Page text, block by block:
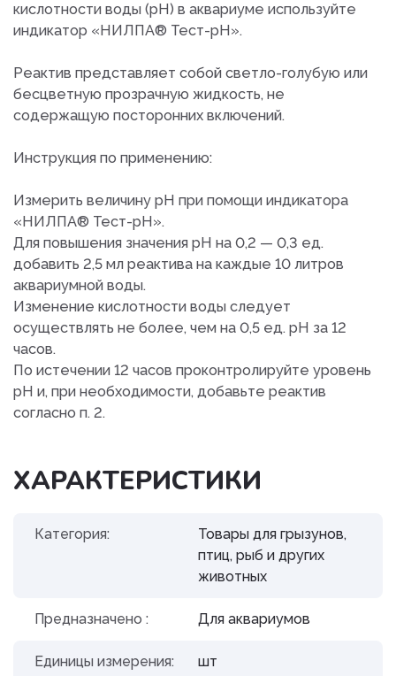
кислотности воды (рН) в аквариуме используйте
индикатор «НИЛПА® Тест-pH».
Реактив представляет собой светло-голубую или
бесцветную прозрачную жидкость, не
содержащую посторонних включений.
Инструкция по применению:
Измерить величину рН при помощи индикатора
«НИЛПА® Тест-pH».
Для повышения значения рН на 0,2 — 0,3 ед.
добавить 2,5 мл реактива на каждые 10 литров
аквариумной воды.
Изменение кислотности воды следует
осуществлять не более, чем на 0,5 ед. pH за 12
часов.
По истечении 12 часов проконтролируйте уровень
рН и, при необходимости, добавьте реактив
согласно п. 2.
ХАРАКТЕРИСТИКИ
Категория:
Товары для грызунов,
птиц, рыб и других
животных
Предназначено : Для аквариумов
Единицы измерения: шт